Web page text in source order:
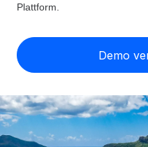
Weltweites Wachstum
Contractor of
Rechtssichere,
Globales Onboarding
Freelancer:innen
PEO
Einfache Einstellung in
WACHSTUMSPHASE
Honorarzahlungen
Nederlands
Plattform.
Demo